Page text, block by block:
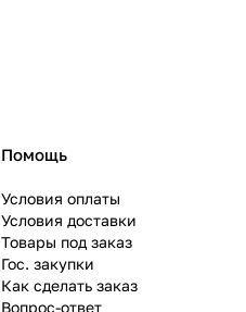
Помощь
Условия оплаты
Условия доставки
Товары под заказ
Гос. закупки
Как сделать заказ
Вопрос-ответ